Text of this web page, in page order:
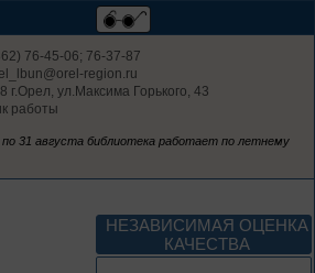
76-45-06; 76-37-87
region.ru
г.Орел, ул.Максима Горького, 43
работы
31 августа библиотека работает по летнему
НЕЗАВИСИМАЯ ОЦЕНКА
КАЧЕСТВА
Изучаем русский
язык
Россия: приглашение
в путешествие